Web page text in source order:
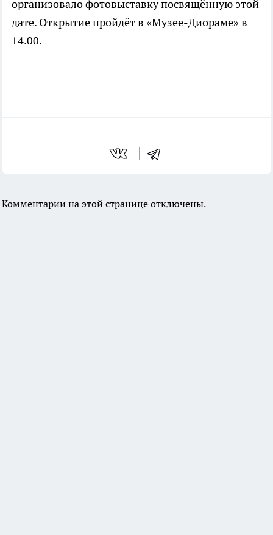
организовало фотовыставку посвящённую этой
дате. Открытие пройдёт в «Музее-Диораме» в
14.00.
Комментарии на этой странице отключены.